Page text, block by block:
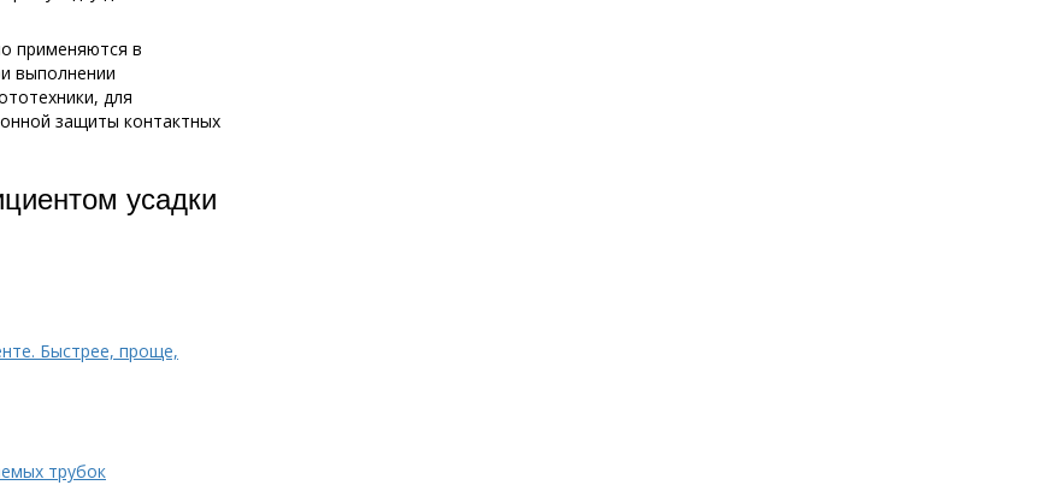
применяются в
выполнении
для
защиты контактных
усадки
Быстрее, проще,
трубок